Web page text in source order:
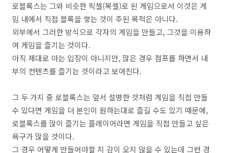
로블록스는 그와 비슷한 픽셀(복셀)로 된 게임으로서 이것은 게
임 내에서 직접 블록을 쌓는 것이 주된 목적은 아니다.
외부에서 그러한 방식으로 각자의 게임을 만들고, 그것을 이용하
여 게임을 즐기는 것이다.
아직 제대로 아는 입장이 아니지만, 많은 경우 점프를 하면서 내
부의 컨텐츠를 즐기는 것이라고 보여진다.
그 두 가지 중 로블록스는 앞서 설명한 것처럼 게임을 직접 만들
수 있다면 게임을 더 본인이 원하는대로 즐길 수도 있기 때문에,
로블록스를 많이 즐기는 플레이어라면 게임을 직접 만들고 싶은
욕구가 많을 것이다.
그 경우 어떻게 만들어야할 지 감이 오지 않을 수 있는데 그런 경